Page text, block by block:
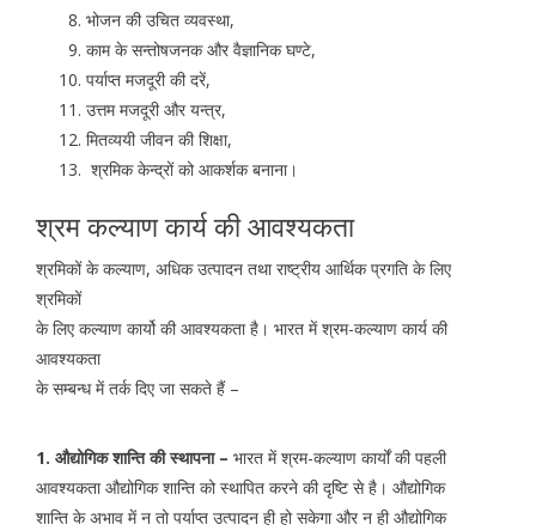
भोजन की उचित व्यवस्था,
काम के सन्तोषजनक और वैज्ञानिक घण्टे,
पर्याप्त मजदूरी की दरें,
उत्तम मजदूरी और यन्त्र,
मितव्ययी जीवन की शिक्षा,
श्रमिक केन्द्रों को आकर्शक बनाना।
श्रम कल्याण कार्य की आवश्यकता
श्रमिकों के कल्याण, अधिक उत्पादन तथा राष्ट्रीय आर्थिक प्रगति के लिए
श्रमिकों
के लिए कल्याण कार्यो की आवश्यकता है। भारत में श्रम-कल्याण कार्य की
आवश्यकता
के सम्बन्ध में तर्क दिए जा सकते हैं –
1. औद्योगिक शान्ति की स्थापना – भारत में श्रम-कल्याण कार्यों की पहली
आवश्यकता औद्योगिक शान्ति को स्थापित करने की दृष्टि से है। औद्योगिक
शान्ति के अभाव में न तो पर्याप्त उत्पादन ही हो सकेगा और न ही औद्योगिक